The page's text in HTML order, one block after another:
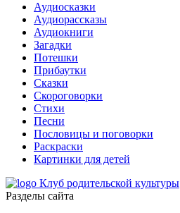
Аудиосказки
Аудиорассказы
Аудиокниги
Загадки
Потешки
Прибаутки
Сказки
Скороговорки
Стихи
Песни
Пословицы и поговорки
Раскраски
Картинки для детей
Клуб родительской культуры
Разделы сайта